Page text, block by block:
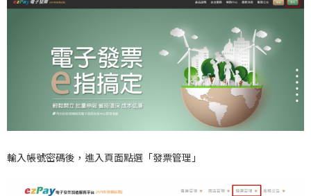
輸入帳號密碼後，進入頁面點選「發票管理」